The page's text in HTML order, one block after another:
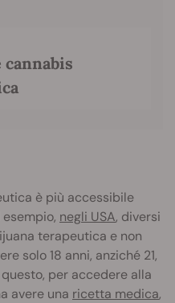
è più accessibile
negli USA, diversi
terapeutica e non
solo 18 anni, anziché 21,
per accedere alla
avere una ricetta medica,